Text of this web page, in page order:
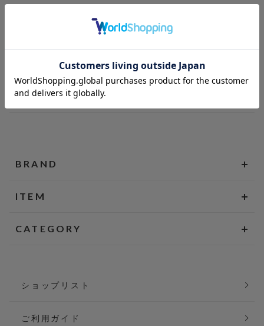
BRAND
ITEM
CATEGORY
ショップリスト
ご利用ガイド